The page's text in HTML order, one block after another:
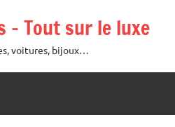
– Tout sur le luxe
voitures, bijoux…